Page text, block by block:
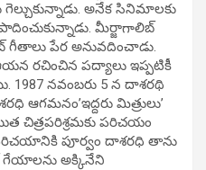
అనేక సినిమాలకు
మీర్జాగాలిబ్‌
గీతాలు పేర అనువదించాడు.
రచించిన పద్యాలు ఇప్పటికీ
1987 నవంబరు 5 న దాశరథి
ఆగమనం’ఇద్దరు మిత్రులు’
చిత్రపరిశ్రమకు పరిచయం
పూర్వం దాశరధి తాను
గేయాలను అక్కినేని